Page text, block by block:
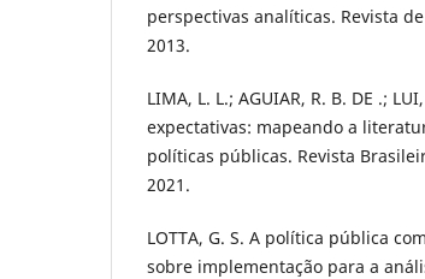
perspectivas analíticas. Revista
2013.
LIMA, L. L.; AGUIAR, R. B. DE .;
expectativas: mapeando a
políticas públicas. Revista
2021.
LOTTA, G. S. A política pública
sobre implementação para a